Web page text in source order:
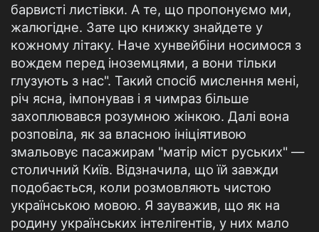
барвисті листівки. А те, що пропонуємо ми,
жалюгідне. Зате цю книжку знайдете у
кожному літаку. Наче хунвейбіни носимося з
вождем перед іноземцями, а вони тільки
глузують з нас". Такий спосіб мислення мені,
річ ясна, імпонував і я чимраз більше
захоплювався розумною жінкою. Далі вона
розповіла, як за власною ініціятивою
змальовує пасажирам "матір міст руських" —
столичний Київ. Відзначила, що їй завжди
подобається, коли розмовляють чистою
українською мовою. Я зауважив, що як на
родину українських інтелігентів, у них мало